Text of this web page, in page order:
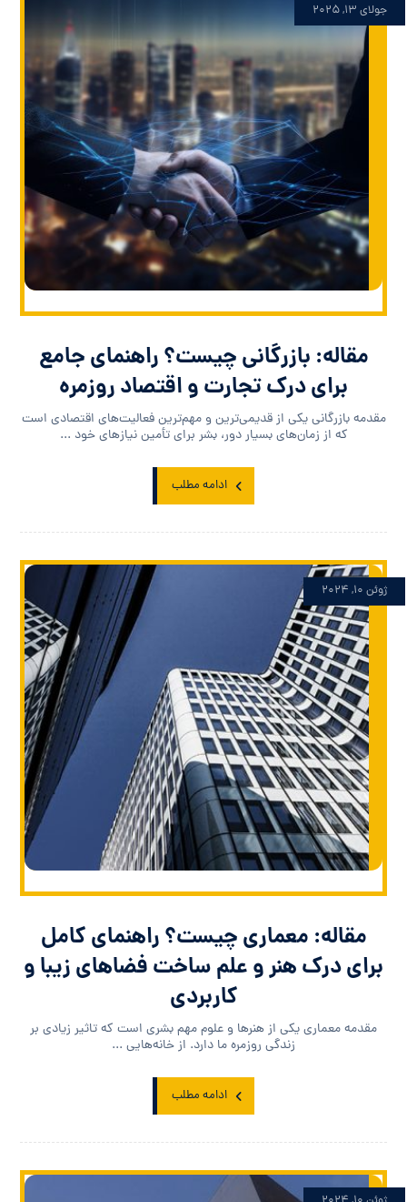
مقاله: بازرگانی چیست؟ راهنمای جامع
برای درک تجارت و اقتصاد روزمره
جولای ۱۳, ۲۰۲۵
مقدمه بازرگانی یکی از قدیمی‌ترین و مهم‌ترین فعالیت‌های اقتصادی است
که از زمان‌های بسیار دور، بشر برای تأمین نیازهای خود ...
ادامه مطلب
مقاله: معماری چیست؟ راهنمای کامل
برای درک هنر و علم ساخت فضاهای زیبا و
کاربردی
ژوئن ۱۰, ۲۰۲۴
مقدمه معماری یکی از هنرها و علوم مهم بشری است که تاثیر زیادی بر
زندگی روزمره ما دارد. از خانه‌هایی ...
ادامه مطلب